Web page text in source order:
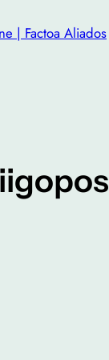
| Factoa Aliados